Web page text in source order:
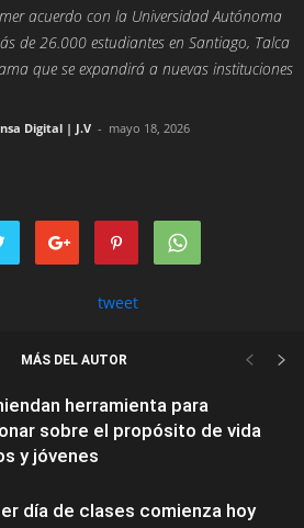
acuerdo con la Universidad Autónoma
de 26.000 estudiantes en Santiago, Talca
que se expandirá a nuevas instituciones
Digital | J.V - mayo 18, 2026
tweet
MÁS DEL AUTOR
herramienta para
sobre el propósito de vida
y jóvenes
día de clases comienza hoy